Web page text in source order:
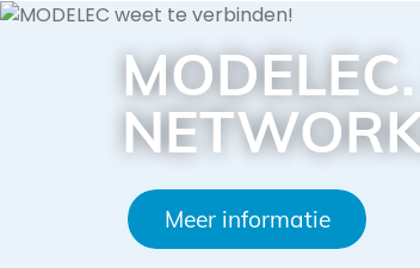
Meer informatie